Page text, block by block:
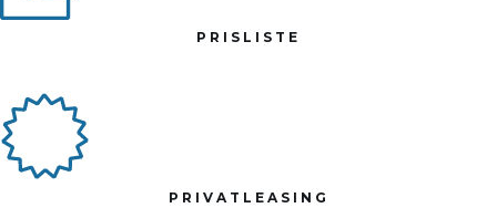
PRISLISTE
PRIVATLEASING